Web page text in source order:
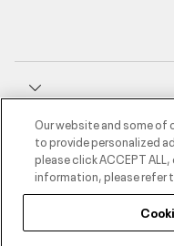
Our website and some
to provide personalized
please click ACCEPT
information, please refer